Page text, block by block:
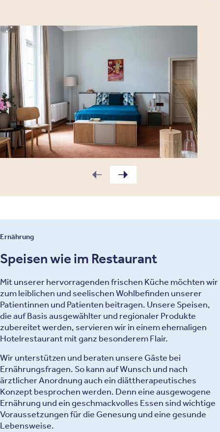
Ernährung
Speisen wie im Restaurant
Mit unserer hervorragenden frischen Küche möchten wir
zum leiblichen und seelischen Wohlbefinden unserer
Patientinnen und Patienten beitragen. Unsere Speisen,
die auf Basis ausgewählter und regionaler Produkte
zubereitet werden, servieren wir in einem ehemaligen
Hotelrestaurant mit ganz besonderem Flair.
Wir unterstützen und beraten unsere Gäste bei
Ernährungsfragen. So kann auf Wunsch und nach
ärztlicher Anordnung auch ein diättherapeutisches
Konzept besprochen werden. Denn eine ausgewogene
Ernährung und ein geschmackvolles Essen sind wichtige
Voraussetzungen für die Genesung und eine gesunde
Lebensweise.